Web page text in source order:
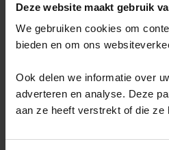
Deze website maakt gebruik
We gebruiken cookies om
bieden en om ons
Ook delen we informatie over
adverteren en analyse. Deze
aan ze heeft verstrekt of die